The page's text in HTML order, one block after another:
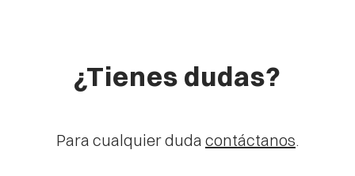
¿Tienes dudas?
Para cualquier duda contáctanos.